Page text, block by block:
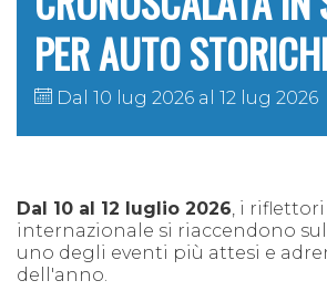
PER AUTO
Dal 10 lug 2026 al 12 lug 2026
Dal 10 al 12 luglio 2026 , i
internazionale si riaccendono
uno degli eventi più attesi e
dell'anno.